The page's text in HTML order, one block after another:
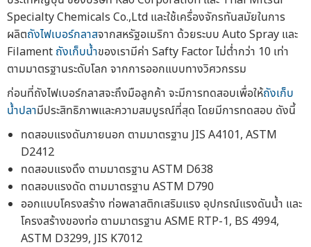
Specialty Chemicals Co.,Ltd และใช้เครื่องจักรทันสมัยในการ
ผลิตถังไฟเบอร์กลาสจากสหรัฐอเมริกา ด้วยระบบ Auto Spray และ
Filament ถังเก็บน้ำของเรามีค่า Safty Factor ไม่ต่ำกว่า 10 เท่า
ตามมาตรฐานระดับโลก จากการออกแบบทางวิศวกรรม
ก่อนที่ถังไฟเบอร์กลาสจะถึงมือลูกค้า จะมีการทดสอบเพื่อให้ถังเก็บ
น้ำปลามีประสิทธิภาพและความสมบูรณ์ที่สุด โดยมีการทดสอบ ดังนี้
ทดสอบแรงดันภายนอก ตามมาตรฐาน JIS A4101, ASTM
D2412
ทดสอบแรงดึง ตามมาตรฐาน ASTM D638
ทดสอบแรงดัด ตามมาตรฐาน ASTM D790
ออกแบบโครงสร้าง ท่อพลาสติกเสริมแรง อุปกรณ์แรงดันน้ำ และ
โครงสร้างของท่อ ตามมาตรฐาน ASME RTP-1, BS 4994,
ASTM D3299, JIS K7012